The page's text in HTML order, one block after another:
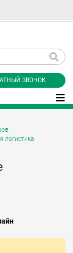
ЗВОНОК
логистика